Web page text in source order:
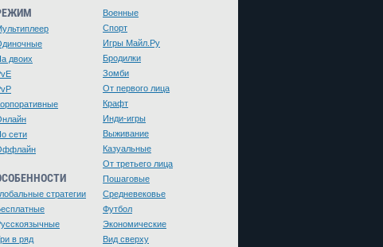
двоих
сети
стратегии
в ряд
Военные
Спорт
Игры Майл.Ру
Бродилки
Зомби
От первого лица
Крафт
Инди-игры
Выживание
Казуальные
От третьего лица
Пошаговые
Средневековье
Футбол
Экономические
Вид сверху